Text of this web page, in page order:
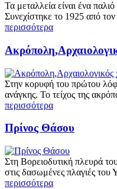
Τα μεταλλεία είναι ένα
Συνεχίστηκε το 1925 από
περισσότερα
Στην κορυφή του πρώτου
ανάγκης. To τείχος της
περισσότερα
Πρίνος Θάσου
Στη Βορειοδυτική πλευρά
στις δασωμένες πλαγιές του
περισσότερα